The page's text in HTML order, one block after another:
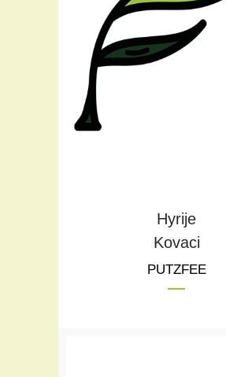
Teil des Flora Teams seit:
Raumpflege
Hyrije
Kovaci
PUTZFEE